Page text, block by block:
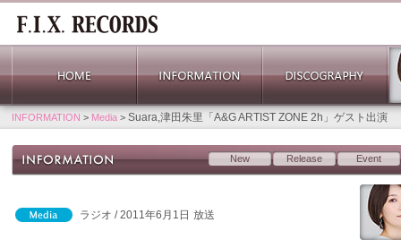
INFORMATION > Media > Suara,津田朱里「A&G ARTIST ZONE 2h」ゲスト出演
New Release Event
ラジオ / 2011年6月1日 放送